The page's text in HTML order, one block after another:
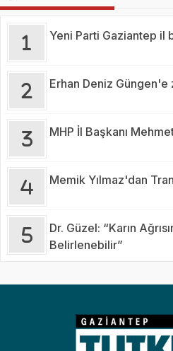
Yeni Parti Gaziantep il
Erhan Deniz
MHP İl Başkanı
Memik Yılmaz'dan
Dr. Güzel: “Karın
Belirlenebilir”